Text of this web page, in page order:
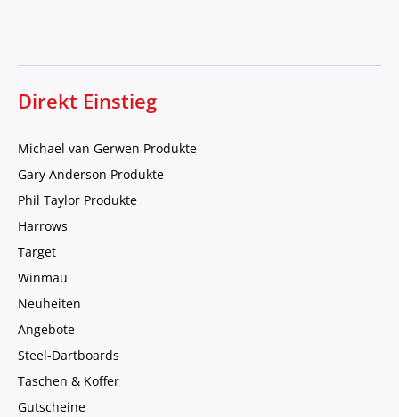
Direkt Einstieg
Michael van Gerwen Produkte
Gary Anderson Produkte
Phil Taylor Produkte
Harrows
Target
Winmau
Neuheiten
Angebote
Steel-Dartboards
Taschen & Koffer
Gutscheine